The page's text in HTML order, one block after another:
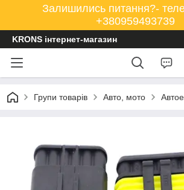
Залишились питання?-
+380959493739
KRONS інтернет-магазин
Групи товарів Авто, мото